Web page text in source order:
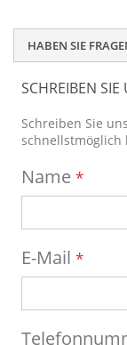
HABEN SIE
SCHREIBEN SIE
Schreiben Sie
schnellstmöglich
Name
E-Mail